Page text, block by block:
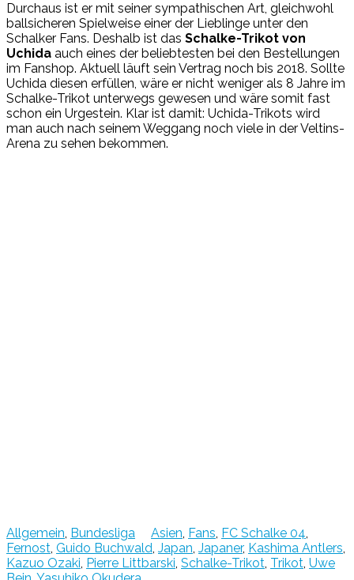
Durchaus ist er mit seiner sympathischen Art, gleichwohl
ballsicheren Spielweise einer der Lieblinge unter den
Schalker Fans. Deshalb ist das Schalke-Trikot von
Uchida auch eines der beliebtesten bei den Bestellungen
im Fanshop. Aktuell läuft sein Vertrag noch bis 2018. Sollte
Uchida diesen erfüllen, wäre er nicht weniger als 8 Jahre im
Schalke-Trikot unterwegs gewesen und wäre somit fast
schon ein Urgestein. Klar ist damit: Uchida-Trikots wird
man auch nach seinem Weggang noch viele in der Veltins-
Arena zu sehen bekommen.
Allgemein, Bundesliga Asien, Fans, FC Schalke 04,
Fernost, Guido Buchwald, Japan, Japaner, Kashima Antlers,
Kazuo Ozaki, Pierre Littbarski, Schalke-Trikot, Trikot, Uwe